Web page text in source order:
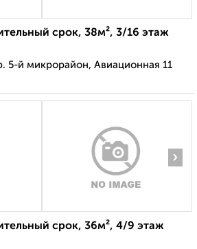
срок, 38м², 3/16 этаж
5-й микрорайон, Авиационная 11
›
срок, 36м², 4/9 этаж